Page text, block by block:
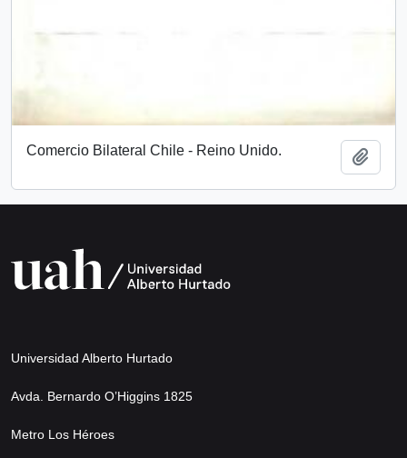
Comercio Bilateral Chile - Reino Unido.
Universidad Alberto Hurtado
Avda. Bernardo O’Higgins 1825
Metro Los Héroes